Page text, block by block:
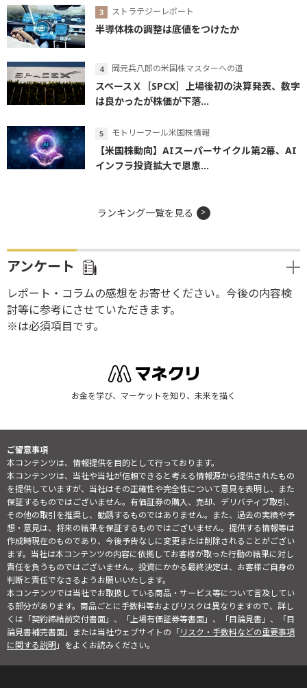
ストラテジーレポート
半導体株の調整は底値をつけたか
岡元兵八郎の米国株マスターへの道
スペースＸ［SPCX］上場後初の決算発表、数字
は良かったが株価が下落...
モトリーフール米国株情報
【米国株動向】AIスーパーサイクル第2幕、AI
インフラ投資拡大で恩恵...
ランキング一覧を見る
アンケート
レポート・コラムの感想をお寄せください。今後の内容検
討等に参考にさせていただきます。
※は必須項目です。
お金を学び、マーケットを知り、未来を描く
ご留意事項
本コンテンツは、情報提供を目的として行っております。
本コンテンツは、当社や当社が信頼できると考える情報源から提供されたもの
を提供していますが、当社はその正確性や完全性について意見を表明し、また
保証するものではございません。有価証券の購入、売却、デリバティブ取引、
その他の取引を推奨し、勧誘するものではありません。また、過去の実績や予
想・意見は、将来の結果を保証するものではございません。提供する情報等は
作成時現在のものであり、今後予告なしに変更または削除されることがござい
ます。当社は本コンテンツの内容に依拠してお客様が取った行動の結果に対し
責任を負うものではございません。投資にかかる最終決定は、お客様ご自身の
判断と責任でなさるようお願いいたします。
本コンテンツでは当社でお取扱している商品・サービス等について言及してい
る部分があります。商品ごとに手数料等およびリスクは異なりますので、詳し
くは「契約締結前交付書面」、「上場有価証券等書面」、「目論見書」、「目
論見書補完書面」または当社ウェブサイトの「リスク・手数料などの重要事項
に関する説明」をよくお読みください。